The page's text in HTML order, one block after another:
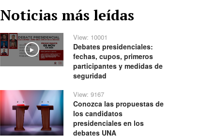
Noticias más leídas
Play
View: 10001
Debates presidenciales:
fechas, cupos, primeros
participantes y medidas de
seguridad
View: 9167
Conozca las propuestas de
los candidatos
presidenciales en los
debates UNA